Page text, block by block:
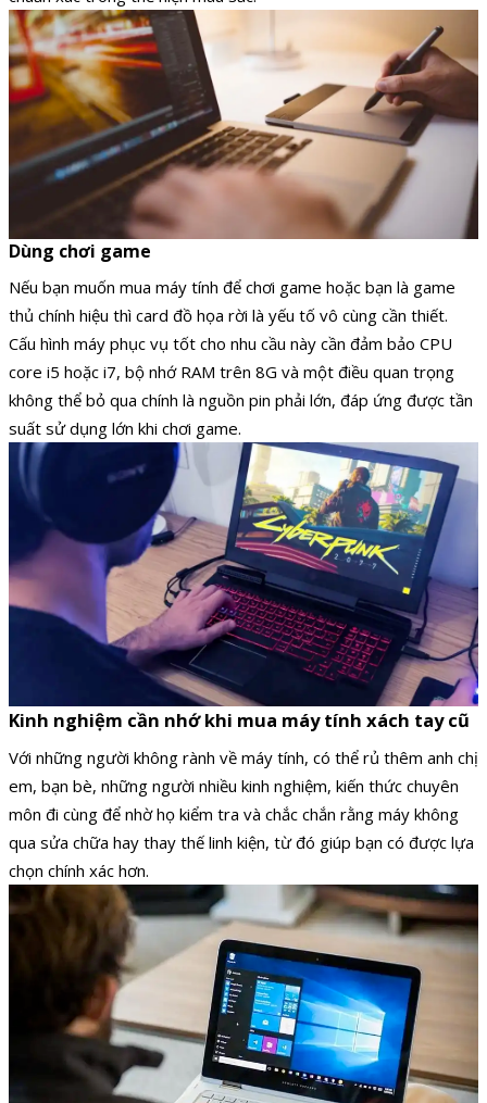
Dùng chơi game
Nếu bạn muốn mua máy tính để chơi game hoặc bạn là game
thủ chính hiệu thì card đồ họa rời là yếu tố vô cùng cần thiết.
Cấu hình máy phục vụ tốt cho nhu cầu này cần đảm bảo CPU
core i5 hoặc i7, bộ nhớ RAM trên 8G và một điều quan trọng
không thể bỏ qua chính là nguồn pin phải lớn, đáp ứng được tần
suất sử dụng lớn khi chơi game.
Kinh nghiệm cần nhớ khi mua máy tính xách tay cũ
Với những người không rành về máy tính, có thể rủ thêm anh chị
em, bạn bè, những người nhiều kinh nghiệm, kiến thức chuyên
môn đi cùng để nhờ họ kiểm tra và chắc chắn rằng máy không
qua sửa chữa hay thay thế linh kiện, từ đó giúp bạn có được lựa
chọn chính xác hơn.